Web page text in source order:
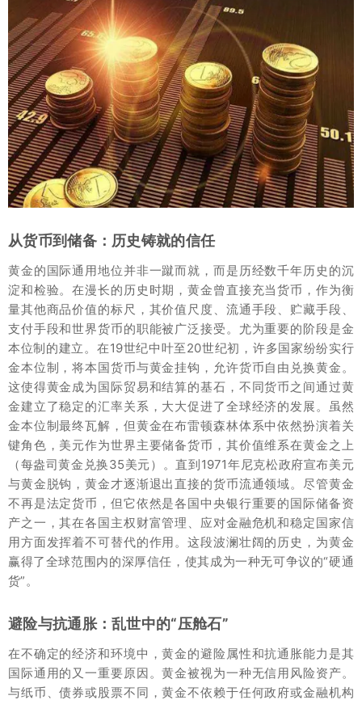
从货币到储备：历史铸就的信任
黄金的国际通用地位并非一蹴而就，而是历经数千年历史的沉
淀和检验。在漫长的历史时期，黄金曾直接充当货币，作为衡
量其他商品价值的标尺，其价值尺度、流通手段、贮藏手段、
支付手段和世界货币的职能被广泛接受。尤为重要的阶段是金
本位制的建立。在19世纪中叶至20世纪初，许多国家纷纷实行
金本位制，将本国货币与黄金挂钩，允许货币自由兑换黄金。
这使得黄金成为国际贸易和结算的基石，不同货币之间通过黄
金建立了稳定的汇率关系，大大促进了全球经济的发展。虽然
金本位制最终瓦解，但黄金在布雷顿森林体系中依然扮演着关
键角色，美元作为世界主要储备货币，其价值维系在黄金之上
（每盎司黄金兑换35美元）。直到1971年尼克松政府宣布美元
与黄金脱钩，黄金才逐渐退出直接的货币流通领域。尽管黄金
不再是法定货币，但它依然是各国中央银行重要的国际储备资
产之一，其在各国主权财富管理、应对金融危机和稳定国家信
用方面发挥着不可替代的作用。这段波澜壮阔的历史，为黄金
赢得了全球范围内的深厚信任，使其成为一种无可争议的“硬通
货”。
避险与抗通胀：乱世中的“压舱石”
在不确定的经济和环境中，黄金的避险属性和抗通胀能力是其
国际通用的又一重要原因。黄金被视为一种无信用风险资产。
与纸币、债券或股票不同，黄金不依赖于任何政府或金融机构